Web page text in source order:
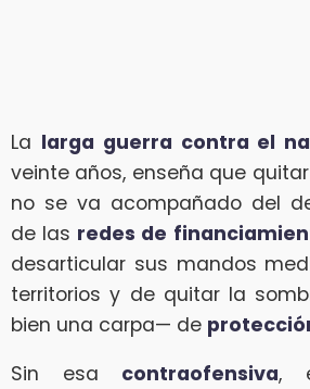
La larga guerra contra el
veinte años, enseña que
no se va acompañado del
de las redes de
desarticular sus mandos
territorios y de quitar la
bien una carpa— de
Sin esa contraofensiva,